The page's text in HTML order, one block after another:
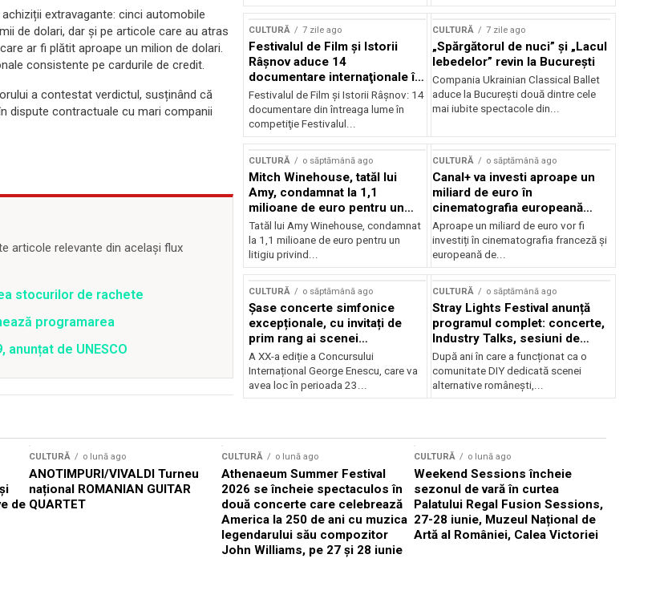
extravagante: cinci automobile
de dolari, dar și pe articole care au atras
ar fi plătit aproape un milion de dolari.
consistente pe cardurile de credit.
a contestat verdictul, susținând că
dispute contractuale cu mari companii
articole relevante din același flux
stocurilor de rachete
programarea
de UNESCO
CULTURĂ 7 zile ago
Festivalul de Film şi Istorii
Râşnov aduce 14
documentare internaţionale în
premieră
Festivalul de Film şi Istorii Râşnov: 14
documentare din întreaga lume în
competiţie Festivalul...
CULTURĂ 7 zile ago
„Spărgătorul de nuci” și „Lacul
lebedelor” revin la București
Compania Ukrainian Classical Ballet
aduce la București două dintre cele
mai iubite spectacole din...
CULTURĂ o săptămână ago
Mitch Winehouse, tatăl lui
Amy, condamnat la 1,1
milioane de euro pentru un
litigiu pierdut
Tatăl lui Amy Winehouse, condamnat
la 1,1 milioane de euro pentru un
litigiu privind...
CULTURĂ o săptămână ago
Canal+ va investi aproape un
miliard de euro în
cinematografia europeană
până în 2032
Aproape un miliard de euro vor fi
investiți în cinematografia franceză și
europeană de...
CULTURĂ o săptămână ago
Șase concerte simfonice
excepționale, cu invitați de
prim rang ai scenei
internaționale și ansambluri
orchestrale românești de
prestigiu, în programul
Concursului Enescu 2026
A XX-a ediție a Concursului
Internațional George Enescu, care va
avea loc în perioada 23...
CULTURĂ o săptămână ago
Stray Lights Festival anunță
programul complet: concerte,
Industry Talks, sesiuni de
audiție și noi opțiuni de
participare pentru public
După ani în care a funcționat ca o
comunitate DIY dedicată scenei
alternative românești,...
de
CULTURĂ o lună ago
ANOTIMPURI/VIVALDI Turneu
național ROMANIAN GUITAR
QUARTET
CULTURĂ o lună ago
Athenaeum Summer Festival
2026 se încheie spectaculos în
două concerte care celebrează
America la 250 de ani cu muzica
legendarului său compozitor
John Williams, pe 27 și 28 iunie
CULTURĂ o lună ago
Weekend Sessions încheie
sezonul de vară în curtea
Palatului Regal Fusion Sessions,
27-28 iunie, Muzeul Național de
Artă al României, Calea Victoriei